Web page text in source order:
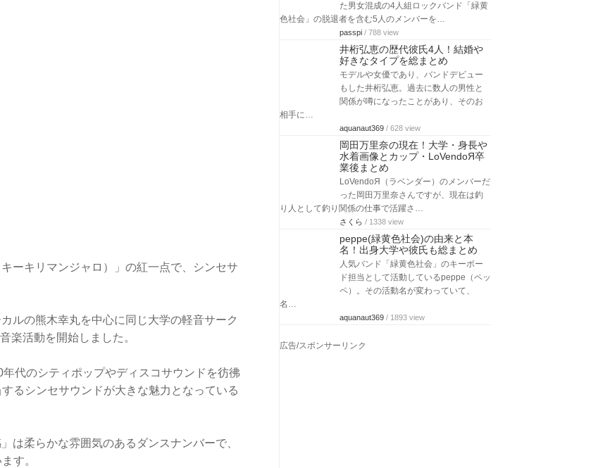
ーキリマンジャロ）」の紅一点で、シンセサ
ルの熊木幸丸を中心に同じ大学の軽音サーク
楽活動を開始しました。
代のシティポップやディスコサウンドを彷彿
るシンセサウンドが大きな魅力となっている
は柔らかな雰囲気のあるダンスナンバーで、
す。
た男女混成の4人組ロックバンド「緑黄
色社会」の脱退者を含む5人のメンバーを…
passpi / 788 view
井桁弘恵の歴代彼氏4人！結婚や
好きなタイプを総まとめ
モデルや女優であり、バンドデビュー
もした井桁弘恵。過去に数人の男性と
関係が噂になったことがあり、そのお
相手に…
aquanaut369 / 628 view
岡田万里奈の現在！大学・身長や
水着画像とカップ・LoVendoЯ卒
業後まとめ
LoVendoЯ（ラベンダー）のメンバーだ
った岡田万里奈さんですが、現在は釣
り人として釣り関係の仕事で活躍さ…
さくら / 1338 view
peppe(緑黄色社会)の由来と本
名！出身大学や彼氏も総まとめ
人気バンド「緑黄色社会」のキーボー
ド担当として活動しているpeppe（ペッ
ペ）。その活動名が変わっていて、
名…
aquanaut369 / 1893 view
広告/スポンサーリンク